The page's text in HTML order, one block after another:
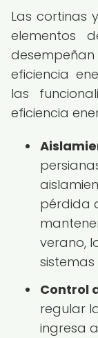
Las cortinas
elementos
eficiencia
las
eficiencia
pérdida
verano,
Control
regular
ingresa